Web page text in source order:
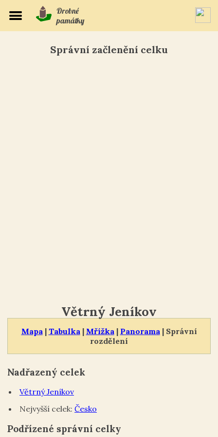
Drobné
památky
Správní začlenění celku
Mapa | Tabulka | Mřížka | Panorama | Správní
rozdělení
Větrný Jeníkov
Nadřazený celek
Větrný Jeníkov
Nejvyšší celek: Česko
Podřízené správní celky